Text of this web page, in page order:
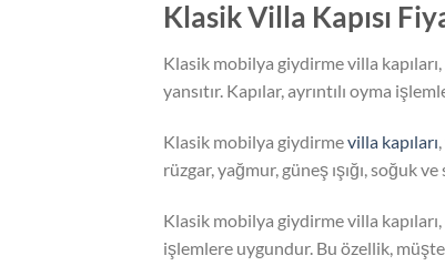
Klasik Villa Kapısı
Klasik mobilya giydirme villa
yansıtır. Kapılar, ayrıntılı oyma
Klasik mobilya giydirmevilla kapıları
rüzgar, yağmur, güneş ışığı, soğuk
Klasik mobilya giydirme villa
işlemlere uygundur. Bu özellik,